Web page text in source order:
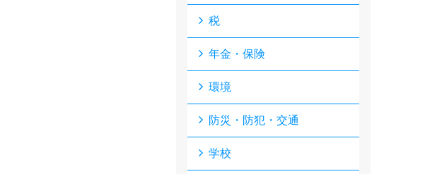
税
年金・保険
環境
防災・防犯・交通
学校